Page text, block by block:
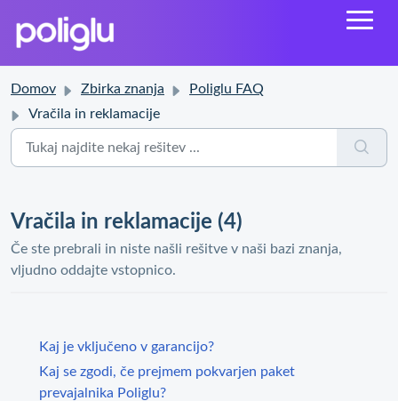
Domov Zbirka znanja
Poliglu FAQ
Vračila in reklamacije
Vračila in reklamacije (4)
Če ste prebrali in niste našli rešitve v naši bazi znanja,
vljudno oddajte vstopnico.
Kaj je vključeno v garancijo?
Kaj se zgodi, če prejmem pokvarjen paket
prevajalnika Poliglu?